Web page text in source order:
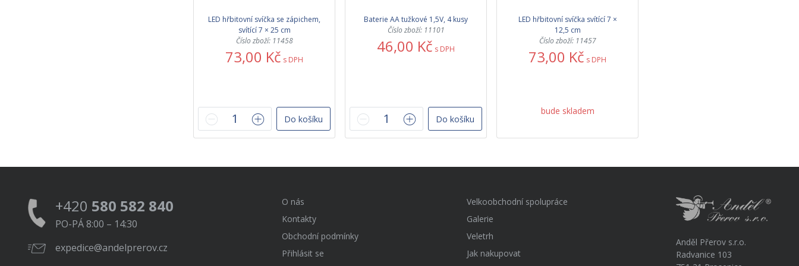
LED hřbitovní svíčka se zápichem,
svítící 7 × 25 cm
Číslo zboží: 11458
73,00 Kč s DPH
Do košíku
Baterie AA tužkové 1,5V, 4 kusy
Číslo zboží: 11101
46,00 Kč s DPH
Do košíku
LED hřbitovní svíčka svítící 7 ×
12,5 cm
Číslo zboží: 11457
73,00 Kč s DPH
bude skladem
+420 580 582 840
PO-PÁ 8:00 – 14:30
expedice@andelprerov.cz
O nás
Kontakty
Obchodní podmínky
Přihlásit se
Velkoobchodní spolupráce
Galerie
Veletrh
Jak nakupovat
Anděl Přerov s.r.o.
Radvanice 103